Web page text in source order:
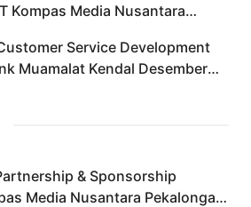
Kompas Media Nusantara
Service Development
Muamalat Kendal Desember
& Sponsorship
Media Nusantara Pekalongan